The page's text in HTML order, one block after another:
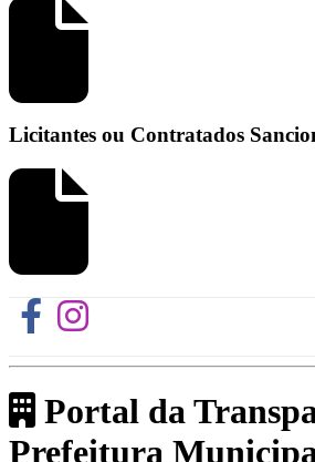
Licitantes ou Contratados
Portal da
Prefeitura